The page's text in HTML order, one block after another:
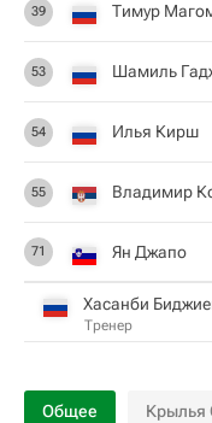
39 Тимур
53 Шамиль
54 Илья Кирш
55 Владимир
71 Ян Джапо
Хасанби
Тренер
Общее Крылья